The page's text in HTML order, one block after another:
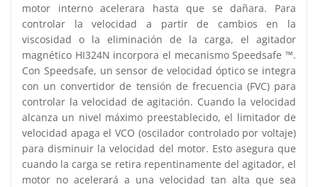
motor interno acelerara hasta que se dañara. Para
controlar la velocidad a partir de cambios en la
viscosidad o la eliminación de la carga, el agitador
magnético HI324N incorpora el mecanismo Speedsafe ™.
Con Speedsafe, un sensor de velocidad óptico se integra
con un convertidor de tensión de frecuencia (FVC) para
controlar la velocidad de agitación. Cuando la velocidad
alcanza un nivel máximo preestablecido, el limitador de
velocidad apaga el VCO (oscilador controlado por voltaje)
para disminuir la velocidad del motor. Esto asegura que
cuando la carga se retira repentinamente del agitador, el
motor no acelerará a una velocidad tan alta que sea